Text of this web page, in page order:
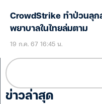
CrowdStrike ทำป่วนลุก
พยาบาลในไทยล่มตาม
19 ก.ค. 67 16:45 น.
ข่าวล่าสุด